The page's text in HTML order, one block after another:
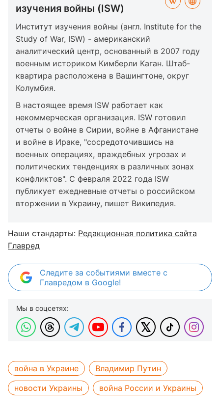
изучения войны (ISW)
Институт изучения войны (англ. Institute for the
Study of War, ISW) - американский
аналитический центр, основанный в 2007 году
военным историком Кимберли Каган. Штаб-
квартира расположена в Вашингтоне, округ
Колумбия.
В настоящее время ISW работает как
некоммерческая организация. ISW готовил
отчеты о войне в Сирии, войне в Афганистане
и войне в Ираке, "сосредоточившись на
военных операциях, враждебных угрозах и
политических тенденциях в различных зонах
конфликтов". С февраля 2022 года ISW
публикует ежедневные отчеты о российском
вторжении в Украину, пишет Википедия.
Наши стандарты: Редакционная политика сайта
Главред
Следите за событиями вместе с
Главредом в Google!
Мы в соцсетях:
война в Украине
Владимир Путин
новости Украины
война России и Украины